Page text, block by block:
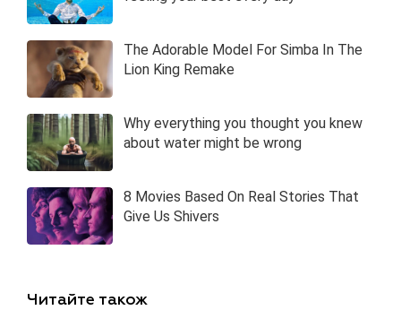
Читайте також